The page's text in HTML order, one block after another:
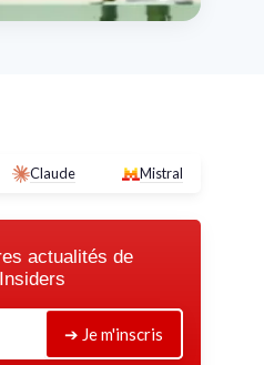
Claude Mistral
actualités de
➔ Je m'inscris